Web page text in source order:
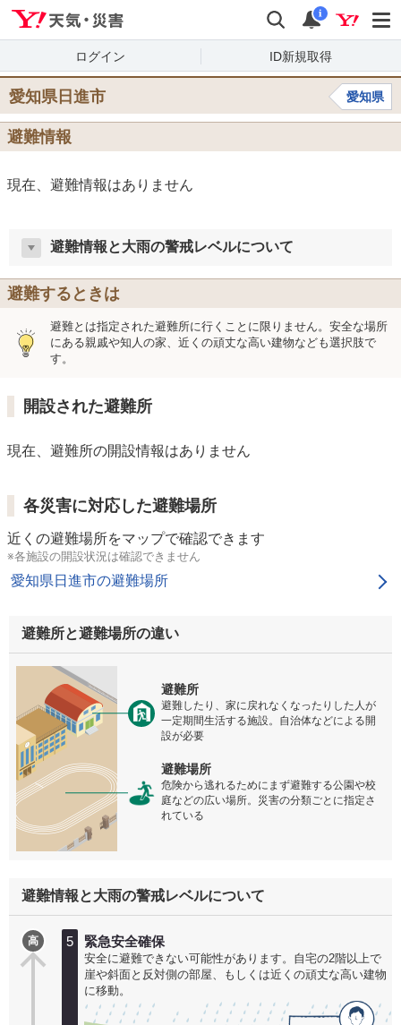
検索 通知
i
ログイン ID新規取得
愛知県日進市 愛知県
避難情報
現在、避難情報はありません
避難情報と大雨の警戒レベルについて
避難するときは
避難とは指定された避難所に行くことに限りません。安全な場所
にある親戚や知人の家、近くの頑丈な高い建物なども選択肢で
す。
開設された避難所
現在、避難所の開設情報はありません
各災害に対応した避難場所
近くの避難場所をマップで確認できます
※各施設の開設状況は確認できません
愛知県日進市の避難場所
避難所と避難場所の違い
避難所
避難したり、家に戻れなくなったりした人が
一定期間生活する施設。自治体などによる開
設が必要
避難場所
危険から逃れるためにまず避難する公園や校
庭などの広い場所。災害の分類ごとに指定さ
れている
避難情報と大雨の警戒レベルについて
高 5 緊急安全確保
安全に避難できない可能性があります。自宅の2階以上で
崖や斜面と反対側の部屋、もしくは近くの頑丈な高い建物
に移動。